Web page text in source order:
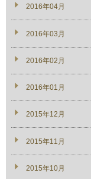
2016年04月
2016年03月
2016年02月
2016年01月
2015年12月
2015年11月
2015年10月